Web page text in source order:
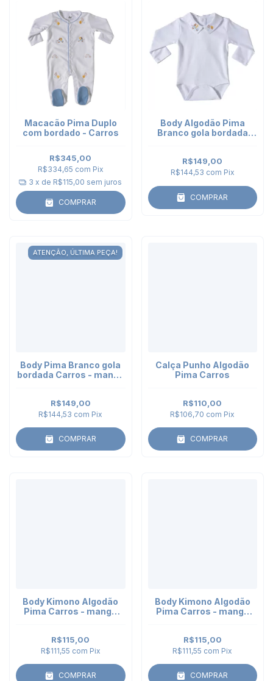
Macacão Pima Duplo
com bordado - Carros
R$345,00
R$334,65 com Pix
3 x de R$115,00 sem juros
COMPRAR
Body Algodão Pima
Branco gola bordada
R$149,00
R$144,53 com Pix
COMPRAR
ATENÇÃO, ÚLTIMA PEÇA!
Body Pima Branco gola
bordada Carros - manga
R$149,00
R$144,53 com Pix
COMPRAR
Calça Punho Algodão
Pima Carros
R$110,00
R$106,70 com Pix
COMPRAR
Body Kimono Algodão
Pima Carros - manga
R$115,00
R$111,55 com Pix
COMPRAR
Body Kimono Algodão
Pima Carros - manga
R$115,00
R$111,55 com Pix
COMPRAR